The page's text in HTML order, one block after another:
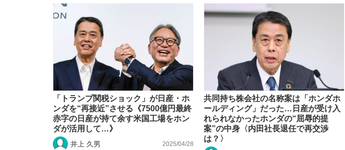
「トランプ関税ショック」が日産・ホ
ンダを“再接近”させる《7500億円最終
赤字の日産が持て余す米国工場をホン
ダが活用して…》
井上 久男 2025/04/28
共同持ち株会社の名称案は「ホンダホ
ールディング」だった…日産が受け入
れられなかったホンダの“屈辱的提
案”の中身〈内田社長退任で再交渉
は？〉